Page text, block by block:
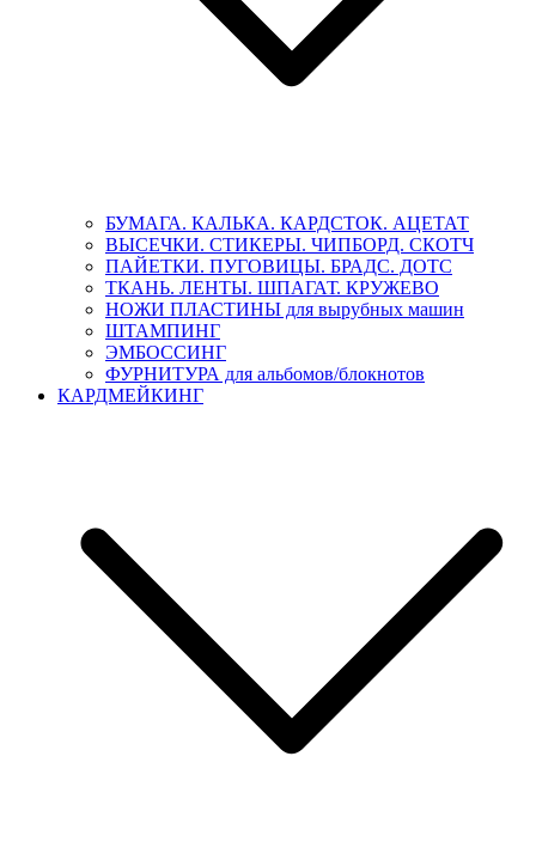
БУМАГА. КАЛЬКА. КАРДСТОК. АЦЕТАТ
ВЫСЕЧКИ. СТИКЕРЫ. ЧИПБОРД. СКОТЧ
ПАЙЕТКИ. ПУГОВИЦЫ. БРАДС. ДОТС
ТКАНЬ. ЛЕНТЫ. ШПАГАТ. КРУЖЕВО
НОЖИ ПЛАСТИНЫ для вырубных машин
ШТАМПИНГ
ЭМБОССИНГ
ФУРНИТУРА для альбомов/блокнотов
КАРДМЕЙКИНГ